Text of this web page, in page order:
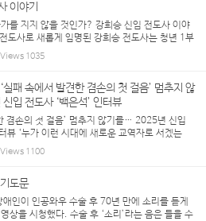
이야기
를 지지 않을 것인가? 강희승 신임 전도사 이야
도사로 새롭게 임명된 강희승 전도사는 청년 1부
년2부 <그루터기 선교회>에서 회장을 지냈고 20
교사로 봉사해 왔습니다. ...
Views 1035
실패 속에서 발견한 겸손의 첫 걸음’ 멈추지 않
입 전도사 ‘백은석’ 인터뷰
겸손의 첫 걸음’ 멈추지 않기를… 2025년 신입
뷰 ‘누가 이런 시대에 새로운 교역자로 서겠는
날로 각박해져 가는 시대를 살면서 교회 전반에
나가 아닐는지. 그러나 ...
Views 1100
도문
인이 인공와우 수술 후 70년 만에 소리를 듣게
상을 시청했다. 수술 후 ‘소리’라는 음은 들을 수